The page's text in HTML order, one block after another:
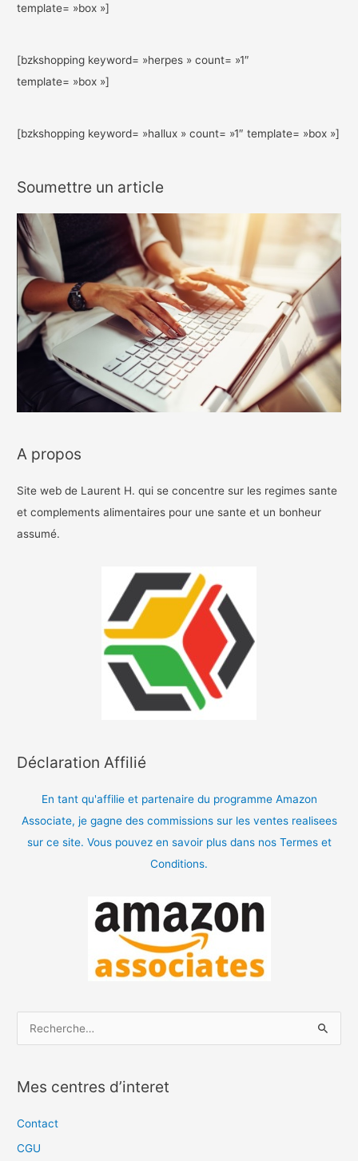
template= »box »]
[bzkshopping keyword= »herpes » count= »1″
template= »box »]
[bzkshopping keyword= »hallux » count= »1″ template= »box »]
Soumettre un article
A propos
Site web de Laurent H. qui se concentre sur les regimes sante
et complements alimentaires pour une sante et un bonheur
assumé.
Déclaration Affilié
En tant qu'affilie et partenaire du programme Amazon
Associate, je gagne des commissions sur les ventes realisees
sur ce site. Vous pouvez en savoir plus dans nos Termes et
Conditions.
h
e
Mes centres d’interet
Contact
CGU